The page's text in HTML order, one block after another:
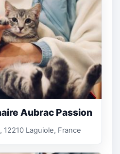
Aubrac Passion
Laguiole, France